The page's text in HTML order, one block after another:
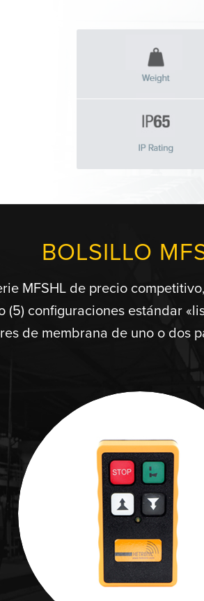
BOLSILLO
MFSHL de precio
(5) configuraciones estándar
de membrana de uno o dos